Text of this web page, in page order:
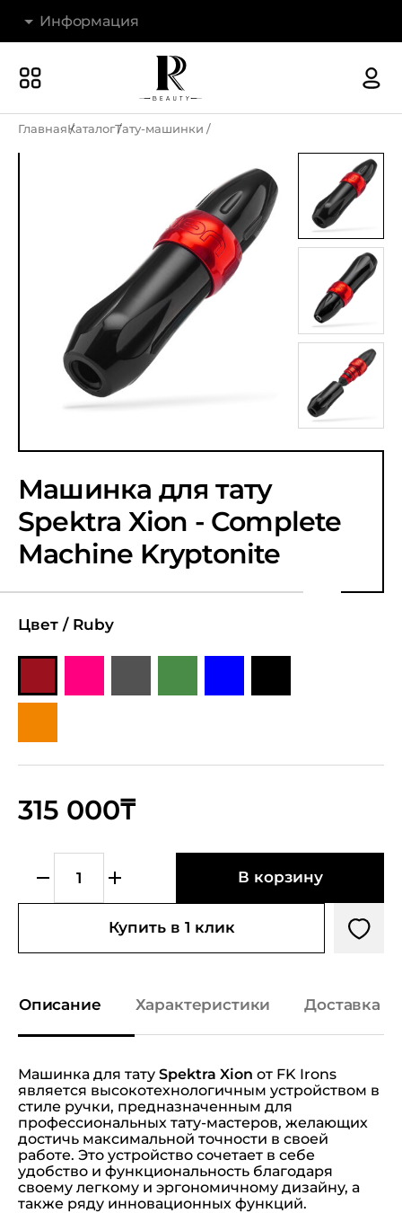
Информация
Наши магазины
Доставка и оплата
Гарантия и возврат
Контакты
ГлавнаяКаталогТату-машинки
Машинка для тату
Spektra Xion - Complete
Machine Kryptonite
Цвет / Ruby
315 000₸
В корзину
Купить в 1 клик
Описание Характеристики Доставка и
Машинка для тату Spektra Xion от FK Irons
является высокотехнологичным устройством в
стиле ручки, предназначенным для
профессиональных тату-мастеров, желающих
достичь максимальной точности в своей
работе. Это устройство сочетает в себе
удобство и функциональность благодаря
своему легкому и эргономичному дизайну, а
также ряду инновационных функций.